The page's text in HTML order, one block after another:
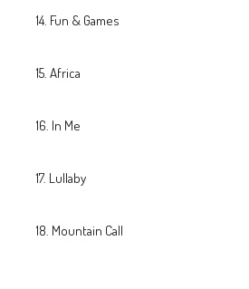
Fun & Games
Africa
In Me
Lullaby
Mountain Call